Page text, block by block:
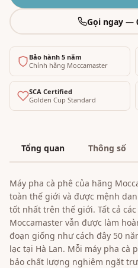
Gọi ngay —
Bảo hành 5 năm
Chính hãng Moccamaster
SCA Certified
Golden Cup Standard
Tổng quan Thông số
Máy pha cà phê của hãng
toàn thế giới và được mệnh
tốt nhất trên thế giới. Tất cả
Moccamaster vẫn được làm
đoạn giống như cách đây 50
lạc tại Hà Lan. Mỗi máy pha cà
bảo chất lượng nghiêm ngặt